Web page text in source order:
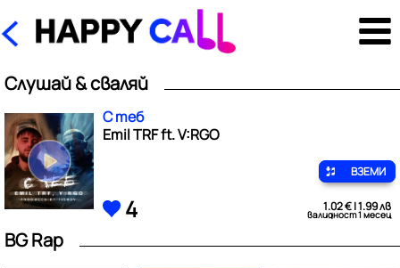
Слушай & сваляй
С теб
Emil TRF ft. V:RGO
ВЗЕМИ
4 1.02 € | 1.99 лв
валидност 1 месец
BG Rap